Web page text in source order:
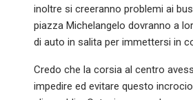
inoltre si creeranno problemi ai
piazza Michelangelo dovranno a
di auto in salita per immettersi in
Credo che la corsia al centro
impedire ed evitare questo